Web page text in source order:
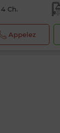
4 Ch.
Appelez